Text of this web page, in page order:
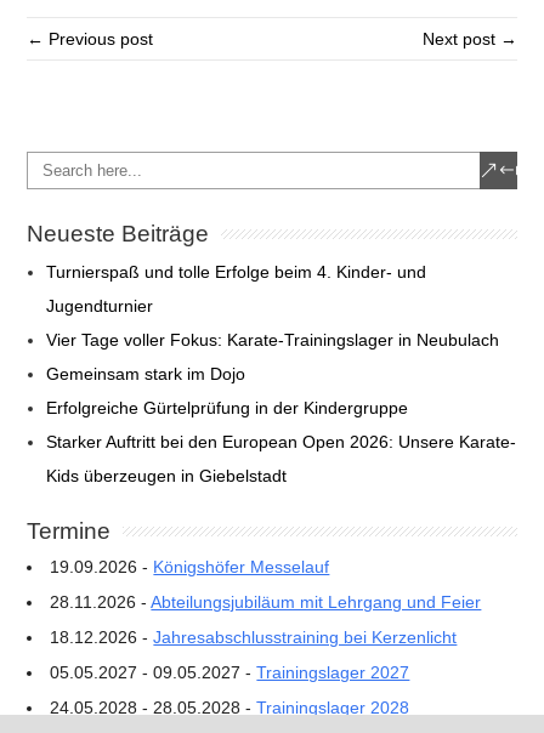
← Previous post Next post →
Neueste Beiträge
Turnierspaß und tolle Erfolge beim 4. Kinder- und
Jugendturnier
Vier Tage voller Fokus: Karate-Trainingslager in Neubulach
Gemeinsam stark im Dojo
Erfolgreiche Gürtelprüfung in der Kindergruppe
Starker Auftritt bei den European Open 2026: Unsere Karate-
Kids überzeugen in Giebelstadt
Termine
19.09.2026 - Königshöfer Messelauf
28.11.2026 -Abteilungsjubiläum mit Lehrgang und Feier
18.12.2026 -Jahresabschlusstraining bei Kerzenlicht
05.05.2027 - 09.05.2027 -Trainingslager 2027
24.05.2028 - 28.05.2028 -Trainingslager 2028